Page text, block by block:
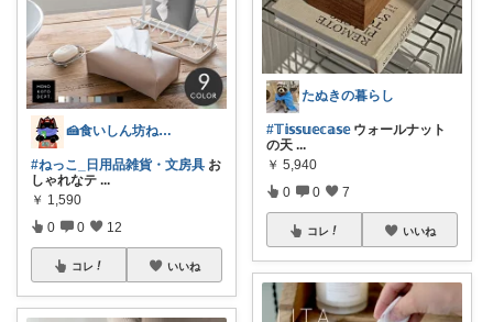
🍰食いしん坊ねっこ🍩毎日タロット占い
#ねっこ_日用品雑貨・文房具 お
しゃれなテ ...
￥ 1,590
0 0 12
コレ いいね
たぬきの暮らし
#𝕋𝕚𝕤𝕤𝕦𝕖𝕔𝕒𝕤𝕖ウォールナット
の天 ...
￥ 5,940
0 0 7
コレ いいね